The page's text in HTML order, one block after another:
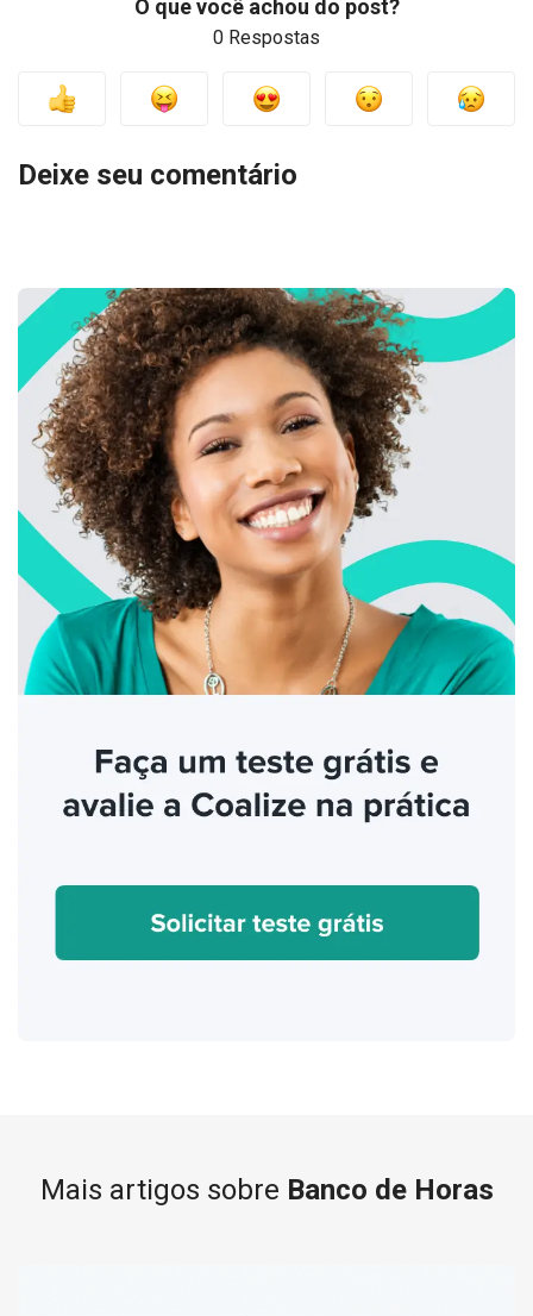
O que você achou do post?
0 Respostas
Deixe seu comentário
Mais artigos sobre Banco de Horas